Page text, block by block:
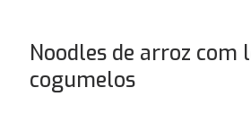
Noodles de arroz com
cogumelos